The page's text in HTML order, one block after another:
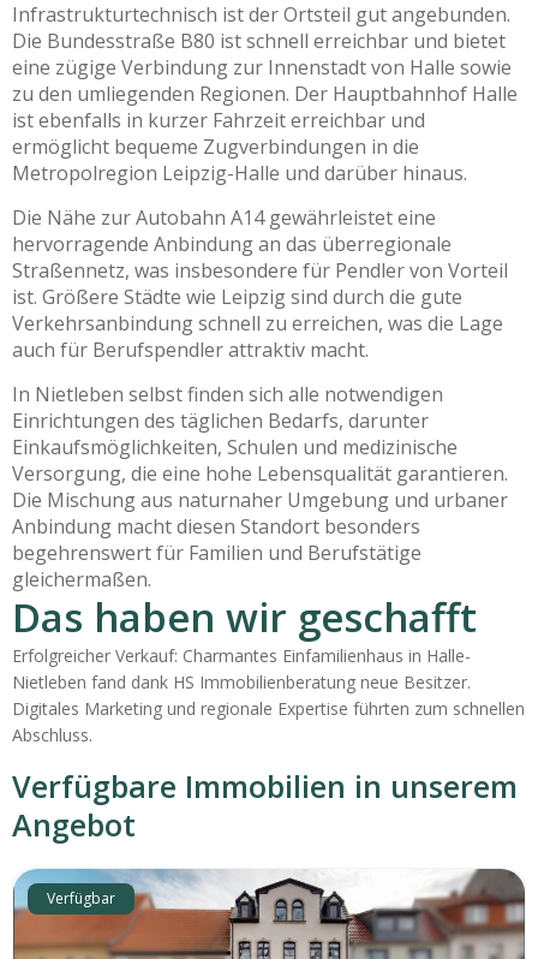
Infrastrukturtechnisch ist der Ortsteil gut angebunden.
Die Bundesstraße B80 ist schnell erreichbar und bietet
eine zügige Verbindung zur Innenstadt von Halle sowie
zu den umliegenden Regionen. Der Hauptbahnhof Halle
ist ebenfalls in kurzer Fahrzeit erreichbar und
ermöglicht bequeme Zugverbindungen in die
Metropolregion Leipzig-Halle und darüber hinaus.
Die Nähe zur Autobahn A14 gewährleistet eine
hervorragende Anbindung an das überregionale
Straßennetz, was insbesondere für Pendler von Vorteil
ist. Größere Städte wie Leipzig sind durch die gute
Verkehrsanbindung schnell zu erreichen, was die Lage
auch für Berufspendler attraktiv macht.
In Nietleben selbst finden sich alle notwendigen
Einrichtungen des täglichen Bedarfs, darunter
Einkaufsmöglichkeiten, Schulen und medizinische
Versorgung, die eine hohe Lebensqualität garantieren.
Die Mischung aus naturnaher Umgebung und urbaner
Anbindung macht diesen Standort besonders
begehrenswert für Familien und Berufstätige
gleichermaßen.
Das haben wir geschafft
Erfolgreicher Verkauf: Charmantes Einfamilienhaus in Halle-
Nietleben fand dank HS Immobilienberatung neue Besitzer.
Digitales Marketing und regionale Expertise führten zum schnellen
Abschluss.
Verfügbare Immobilien in unserem
Angebot
Verfügbar